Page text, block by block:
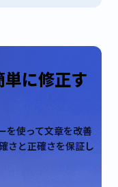
単に修正す
使って文章を改善
さと正確さを保証し